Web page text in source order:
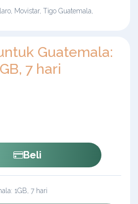
Movistar, Tigo Guatemala,
Guatemala:
7 hari
Beli
1GB, 7 hari